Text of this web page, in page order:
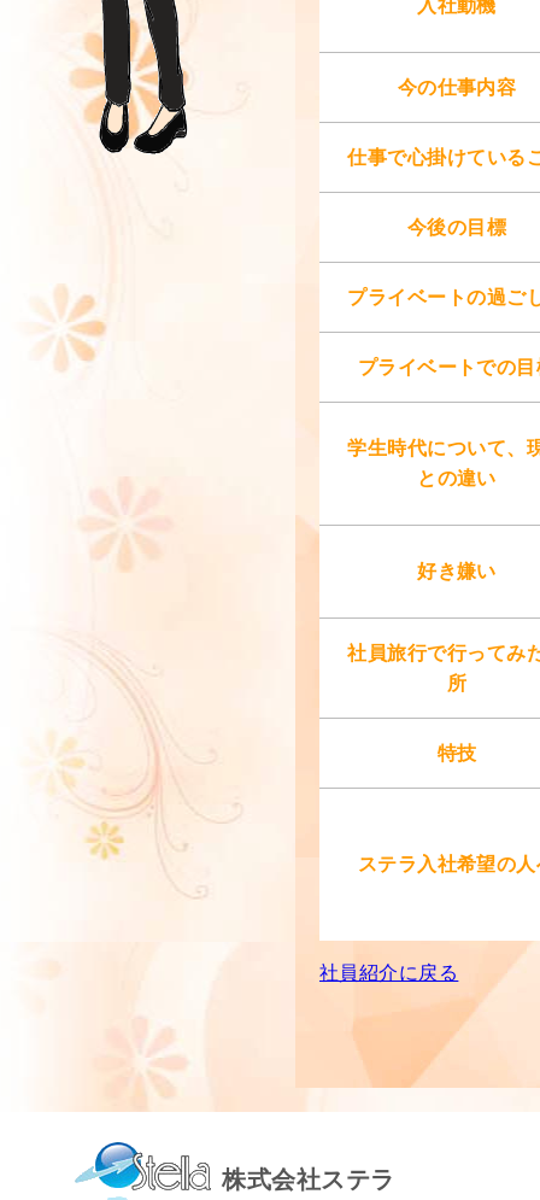
入社動機
今の仕事内容
仕事で心掛けている
今後の目標
プライベートの過ご
プライベートでの目
学生時代について、
との違い
好き嫌い
社員旅行で行ってみ
所
特技
ステラ入社希望の人
社員紹介に戻る
株式会社ステラ